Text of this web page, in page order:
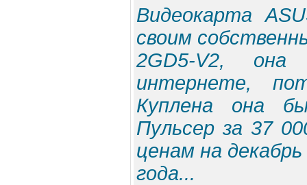
Видеокарта
своим
2GD5-V2,
интернете,
Куплена она
Пульсер за 37
ценам на
года...